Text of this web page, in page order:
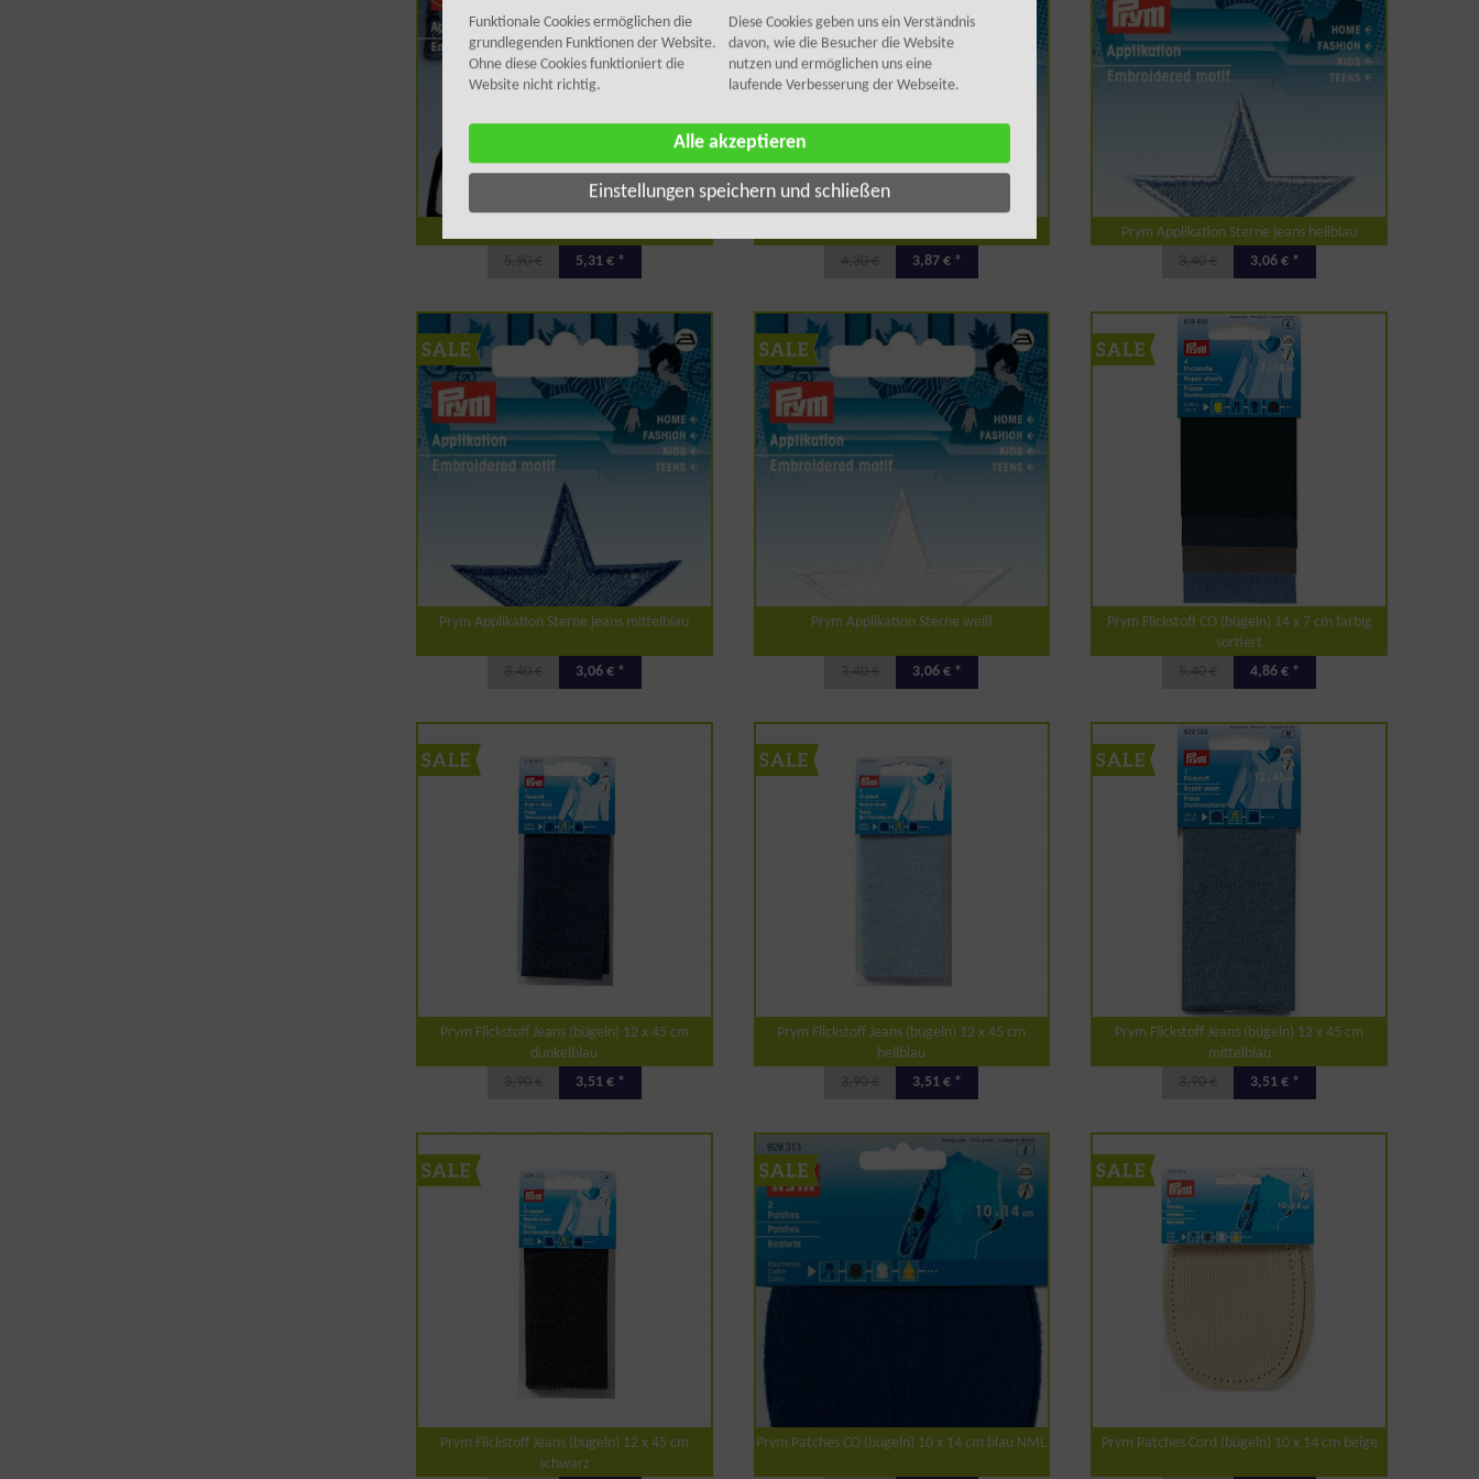
5,31 € * 3,87 € *
Prym Applikation Sterne jeans hellblau
3,06 € *
Prym Applikation Sterne jeans mittelblau
3,06 € *
Prym Applikation Sterne weiß
3,06 € *
Prym Flickstoff CO (bügeln) 14 x 7 cm farbig
sortiert
4,86 € *
Prym Flickstoff Jeans (bügeln) 12 x 45 cm
dunkelblau
3,51 € *
Prym Flickstoff Jeans (bügeln) 12 x 45 cm
hellblau
3,51 € *
Prym Flickstoff Jeans (bügeln) 12 x 45 cm
mittelblau
3,51 € *
Prym Flickstoff Jeans (bügeln) 12 x 45 cm
schwarz
Prym Patches CO (bügeln) 10 x 14 cm blau NML Prym Patches Cord (bügeln) 10 x 14 cm beige
Funktionale Cookies ermöglichen die
grundlegenden Funktionen der Website.
Ohne diese Cookies funktioniert die
Website nicht richtig.
Diese Cookies geben uns ein Verständnis
davon, wie die Besucher die Website
nutzen und ermöglichen uns eine
laufende Verbesserung der Webseite.
Alle akzeptieren
Einstellungen speichern und schließen